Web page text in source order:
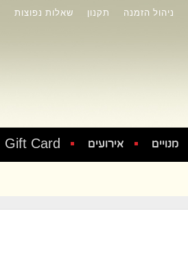
ניהול הזמנה תקנון שאלות נפוצות
מנויים אירועים Gift Card